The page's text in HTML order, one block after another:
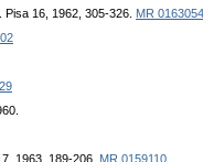
Pisa 16, 1962, 305-326. MR 0163054
1963, 189-206. MR 0159110